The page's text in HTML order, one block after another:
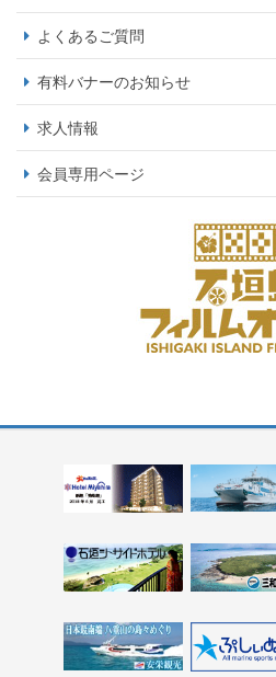
よくあるご質問
有料バナーのお知らせ
求人情報
会員専用ページ